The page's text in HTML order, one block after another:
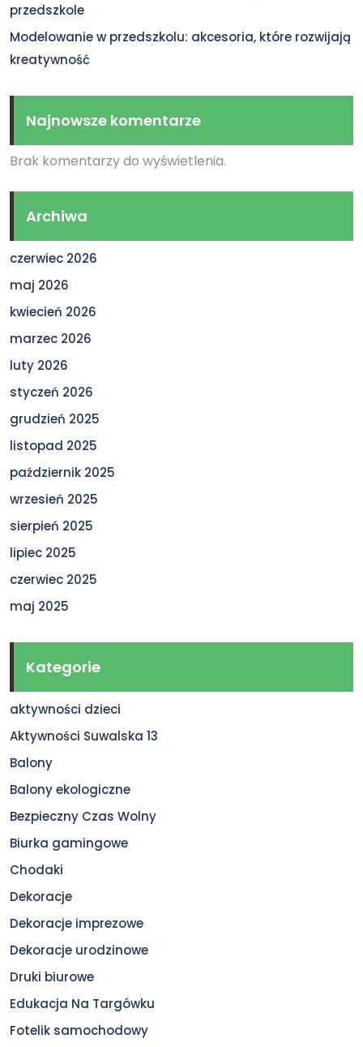
przedszkole
Modelowanie w przedszkolu: akcesoria, które rozwijają
kreatywność
Najnowsze komentarze
Brak komentarzy do wyświetlenia.
Archiwa
czerwiec 2026
maj 2026
kwiecień 2026
marzec 2026
luty 2026
styczeń 2026
grudzień 2025
listopad 2025
październik 2025
wrzesień 2025
sierpień 2025
lipiec 2025
czerwiec 2025
maj 2025
Kategorie
aktywności dzieci
Aktywności Suwalska 13
Balony
Balony ekologiczne
Bezpieczny Czas Wolny
Biurka gamingowe
Chodaki
Dekoracje
Dekoracje imprezowe
Dekoracje urodzinowe
Druki biurowe
Edukacja Na Targówku
Fotelik samochodowy